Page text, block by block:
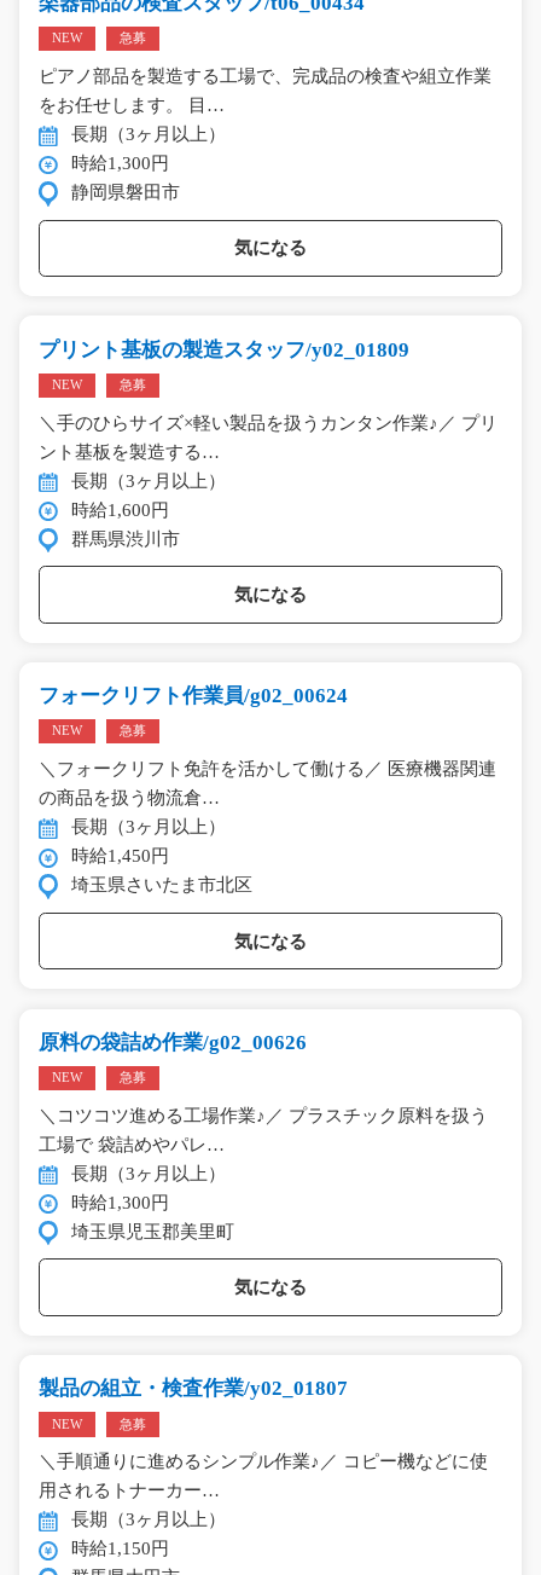
NEW 急募
ピアノ部品を製造する工場で、完成品の検査や組立作業
をお任せします。 目…
長期（3ヶ月以上）
時給1,300円
静岡県磐田市
気になる
プリント基板の製造スタッフ/y02_01809
NEW 急募
＼手のひらサイズ×軽い製品を扱うカンタン作業♪／ プリ
ント基板を製造する…
長期（3ヶ月以上）
時給1,600円
群馬県渋川市
気になる
フォークリフト作業員/g02_00624
NEW 急募
＼フォークリフト免許を活かして働ける／ 医療機器関連
の商品を扱う物流倉…
長期（3ヶ月以上）
時給1,450円
埼玉県さいたま市北区
気になる
原料の袋詰め作業/g02_00626
NEW 急募
＼コツコツ進める工場作業♪／ プラスチック原料を扱う
工場で 袋詰めやパレ…
長期（3ヶ月以上）
時給1,300円
埼玉県児玉郡美里町
気になる
製品の組立・検査作業/y02_01807
NEW 急募
＼手順通りに進めるシンプル作業♪／ コピー機などに使
用されるトナーカー…
長期（3ヶ月以上）
時給1,150円